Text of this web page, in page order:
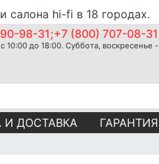
салона hi-fi в 18 городах.
98-31;+7 (800) 707-08-31
10:00 до 18:00. Суббота, воскресенье
И ДОСТАВКА